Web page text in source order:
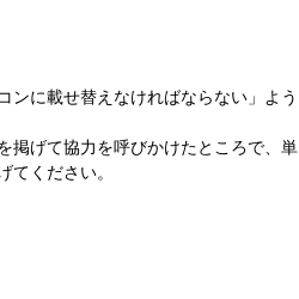
に載せ替えなければならない」よう
掲げて協力を呼びかけたところで、単
てください。